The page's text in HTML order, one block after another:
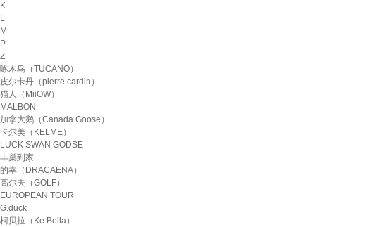
K
L
M
P
Z
啄木鸟（TUCANO）
皮尔卡丹（pierre cardin）
猫人（MiiOW）
MALBON
加拿大鹅（Canada Goose）
卡尔美（KELME）
LUCK SWAN GODSE
丰巢到家
的幸（DRACAENA）
高尔夫（GOLF）
EUROPEAN TOUR
G.duck
柯贝拉（Ke Bella）